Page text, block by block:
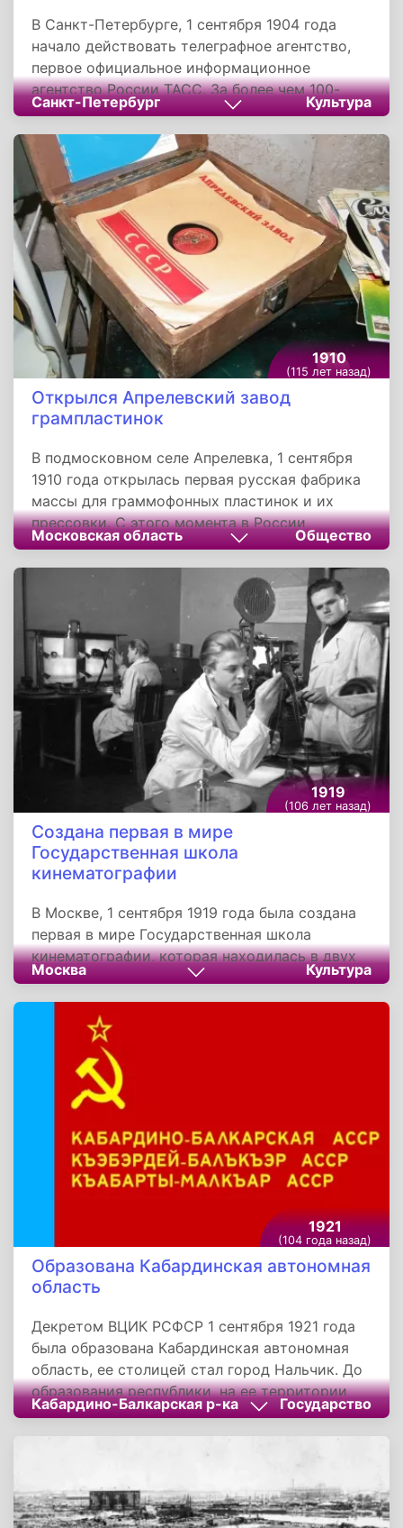
В Санкт-Петербурге, 1 сентября 1904 года
начало действовать телеграфное агентство,
первое официальное информационное
агентство России ТАСС. За более чем 100-
летнюю историю агентство стало одной из
самых авторитетных мировых
информационных структур. Почти 2 тысячи
сотрудников в режиме реального времени
создают объективную и целостную картину
дня. Ежедневно ТАСС публикует около 1,5
тысяч сообщений и более 500 собственных
снимков от корреспондентов в России и за
рубежом.
Санкт-Петербург Культура
1910
(115 лет назад)
Открылся Апрелевский завод
грампластинок
В подмосковном селе Апрелевка, 1 сентября
1910 года открылась первая русская фабрика
массы для граммофонных пластинок и их
прессовки. С этого момента в России
наладили производство грампластинок.
Позднее, предприятие, построенное двумя
немецкими предпринимателями, финансистом
и специалист по звукозаписи, получило
название Апрелевский завод грампластинок.
Московская область Общество
1919
(106 лет назад)
Создана первая в мире
Государственная школа
кинематографии
В Москве, 1 сентября 1919 года была создана
первая в мире Государственная школа
кинематографии, которая находилась в двух
комнатах бывшей частной квартиры на углу
Советской площади и Тверской улицы. Был
объявлен набор в единственную мастерскую
кинонатурщиков, так называли актёров.
Студентов обучали таким дисциплинам, как
эмоциональная пластика, пляска, мимическая
выразительность, фехтование, акробатика,
развитие тела и гимнастика чувств. Учебная
аппаратура отсутствовала, и студентам
приходилась играть за рамой с регулируемым
размером, имитирующей киноэкран.
Москва Культура
1921
(104 года назад)
Образована Кабардинская автономная
область
Декретом ВЦИК РСФСР 1 сентября 1921 года
была образована Кабардинская автономная
область, ее столицей стал город Нальчик. До
образования республики, на ее территории
были расположены две исторические области
двух княжеств: Большая Кабарда и Малая
Кабарда, и занимала равнинную и предгорную
часть современной республики, а также
горную и высокогорную зону в верховьях
Кабардино-Балкарская р-ка Государство